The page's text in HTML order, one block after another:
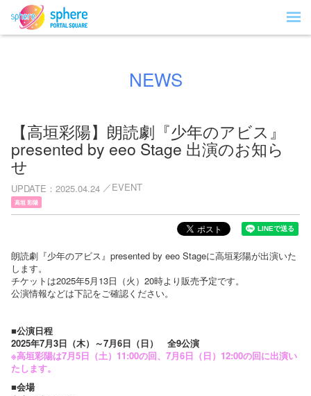
NEWS
【高垣彩陽】朗読劇『少年のアビス』
presented by eeo Stage 出演のお知ら
せ
UPDATE 2025.04.24 EVENT
高垣 彩陽
朗読劇『少年のアビス』presented by eeo Stageに高垣彩陽が出演いた
します。
チケットは2025年5月13日（火）20時より販売予定です。
公演情報などは下記をご確認ください。
■公演日程
2025年7月3日（木）～7月6日（日） 全9公演
※高垣彩陽は7月5日（土）11:00の回、7月6日（日）12:00の回に出演い
たします。
■会場